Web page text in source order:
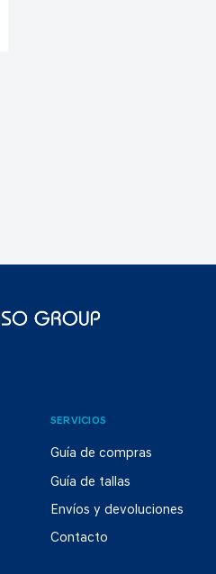
SERVICIOS
Guía de compras
Guía de tallas
Envíos y devoluciones
Contacto